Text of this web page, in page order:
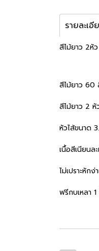
รายละเ
สีไม้ยาว 2หั
สีไม้ยาว 60
สีไม้ยาว 2
หัวไส้ขนาด
เนื้อสีเนียน
ไม่เปราะหักง่
ฟรีกบเหลา